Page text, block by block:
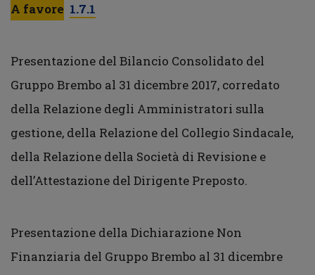
A favore 1.7.1
Presentazione del Bilancio Consolidato del
Gruppo Brembo al 31 dicembre 2017, corredato
della Relazione degli Amministratori sulla
gestione, della Relazione del Collegio Sindacale,
della Relazione della Società di Revisione e
dell’Attestazione del Dirigente Preposto.
Presentazione della Dichiarazione Non
Finanziaria del Gruppo Brembo al 31 dicembre